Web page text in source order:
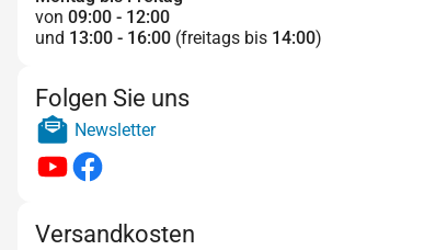
von 09:00 - 12:00
und 13:00 - 16:00 (freitags bis 14:00)
Folgen Sie uns
Newsletter
Versandkosten